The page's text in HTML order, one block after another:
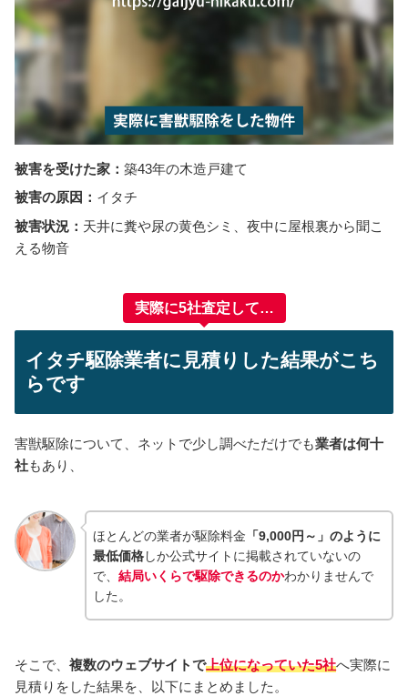
被害を受けた家： 築43年の木造戸建て
被害の原因 ： イタチ
被害状況： 天井に糞や尿の黄色シミ、夜中に屋根裏から聞こ
える物音
実際に5社査定して…
イタチ駆除業者に見積りした結果がこち
らです
害獣駆除について、ネットで少し調べただけでも業者は何十
社もあり、
ほとんどの業者が駆除料金 「9,000円～」のように
最低価格しか公式サイトに掲載されていないの
で、 結局いくらで駆除できるのかわかりませんで
した。
そこで、 複数のウェブサイトで上位になっていた5社へ実際に
見積りをした結果を、以下にまとめました。